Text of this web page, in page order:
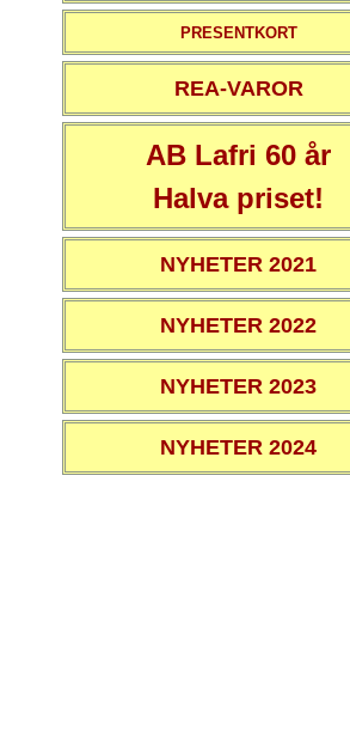
PRESENTKORT
REA-VAROR
AB Lafri 60 år
Halva priset!
NYHETER 2021
NYHETER 2022
NYHETER 2023
NYHETER 2024